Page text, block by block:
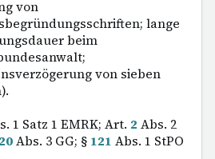
von
lange
beim
von sieben
1 Satz 1 EMRK; Art. 2 Abs. 2
20Abs. 3 GG; § 121 Abs. 1 StPO